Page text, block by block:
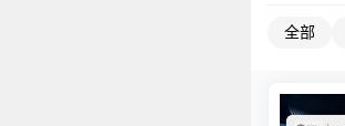
全部